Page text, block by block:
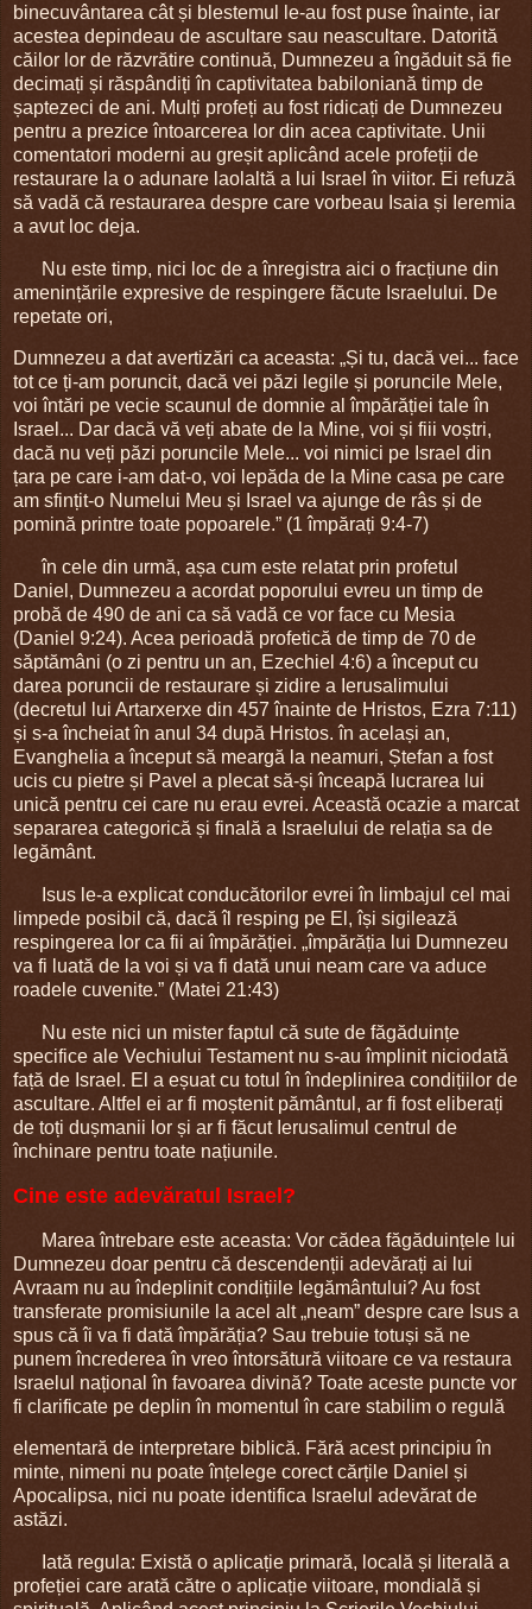
binecuvântarea cât și blestemul le-au fost puse înainte, iar
acestea depindeau de ascultare sau neascultare. Datorită
căilor lor de răzvrătire continuă, Dumnezeu a îngăduit să fie
decimați și răspândiți în captivitatea babiloniană timp de
șaptezeci de ani. Mulți profeți au fost ridicați de Dumnezeu
pentru a prezice întoarcerea lor din acea captivitate. Unii
comentatori moderni au greșit aplicând acele profeții de
restaurare la o adunare laolaltă a lui Israel în viitor. Ei refuză
să vadă că restaurarea despre care vorbeau Isaia și Ieremia
a avut loc deja.
Nu este timp, nici loc de a înregistra aici o fracțiune din
amenințările expresive de respingere făcute Israelului. De
repetate ori,
Dumnezeu a dat avertizări ca aceasta: „Și tu, dacă vei... face
tot ce ți-am poruncit, dacă vei păzi legile și poruncile Mele,
voi întări pe vecie scaunul de domnie al împărăției tale în
Israel... Dar dacă vă veți abate de la Mine, voi și fiii voștri,
dacă nu veți păzi poruncile Mele... voi nimici pe Israel din
țara pe care i-am dat-o, voi lepăda de la Mine casa pe care
am sfințit-o Numelui Meu și Israel va ajunge de râs și de
pomină printre toate popoarele.” (1 împărați 9:4-7)
în cele din urmă, așa cum este relatat prin profetul
Daniel, Dumnezeu a acordat poporului evreu un timp de
probă de 490 de ani ca să vadă ce vor face cu Mesia
(Daniel 9:24). Acea perioadă profetică de timp de 70 de
săptămâni (o zi pentru un an, Ezechiel 4:6) a început cu
darea poruncii de restaurare și zidire a Ierusalimului
(decretul lui Artarxerxe din 457 înainte de Hristos, Ezra 7:11)
și s-a încheiat în anul 34 după Hristos. în același an,
Evanghelia a început să meargă la neamuri, Ștefan a fost
ucis cu pietre și Pavel a plecat să-și înceapă lucrarea lui
unică pentru cei care nu erau evrei. Această ocazie a marcat
separarea categorică și finală a Israelului de relația sa de
legământ.
Isus le-a explicat conducătorilor evrei în limbajul cel mai
limpede posibil că, dacă îl resping pe El, își sigilează
respingerea lor ca fii ai împărăției. „împărăția lui Dumnezeu
va fi luată de la voi și va fi dată unui neam care va aduce
roadele cuvenite.” (Matei 21:43)
Nu este nici un mister faptul că sute de făgăduințe
specifice ale Vechiului Testament nu s-au împlinit niciodată
față de Israel. El a eșuat cu totul în îndeplinirea condițiilor de
ascultare. Altfel ei ar fi moștenit pământul, ar fi fost eliberați
de toți dușmanii lor și ar fi făcut Ierusalimul centrul de
închinare pentru toate națiunile.
Cine este adevăratul Israel?
Marea întrebare este aceasta: Vor cădea făgăduințele lui
Dumnezeu doar pentru că descendenții adevărați ai lui
Avraam nu au îndeplinit condițiile legământului? Au fost
transferate promisiunile la acel alt „neam” despre care Isus a
spus că îi va fi dată împărăția? Sau trebuie totuși să ne
punem încrederea în vreo întorsătură viitoare ce va restaura
Israelul național în favoarea divină? Toate aceste puncte vor
fi clarificate pe deplin în momentul în care stabilim o regulă
elementară de interpretare biblică. Fără acest principiu în
minte, nimeni nu poate înțelege corect cărțile Daniel și
Apocalipsa, nici nu poate identifica Israelul adevărat de
astăzi.
Iată regula: Există o aplicație primară, locală și literală a
profeției care arată către o aplicație viitoare, mondială și